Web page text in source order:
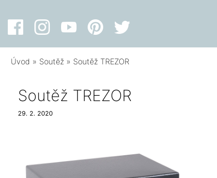
Úvod » Soutěž » Soutěž TREZOR
Soutěž TREZOR
29. 2. 2020